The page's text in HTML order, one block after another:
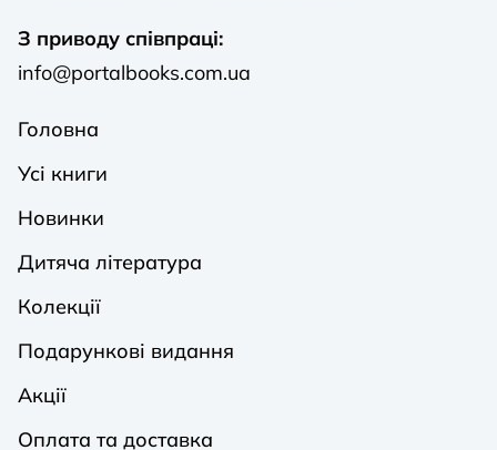
З приводу співпраці:
info@portalbooks.com.ua
Головна
Усі книги
Новинки
Дитяча література
Колекції
Подарункові видання
Акції
Оплата та доставка